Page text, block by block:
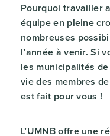
Pourquoi travailler
équipe en pleine
nombreuses
l’année à venir. Si
les municipalités
vie des membres
est fait pour vous !
L’UMNB offre une